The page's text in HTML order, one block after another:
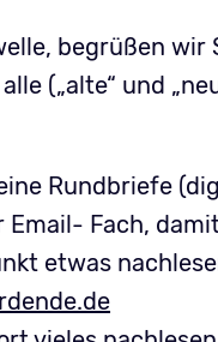
begrüßen wir
(„alte“ und
Rundbriefe
Email- Fach,
etwas